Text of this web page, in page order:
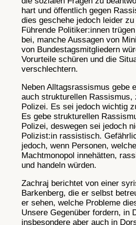
hart und öffentlich gegen
dies geschehe jedoch leider zu
Führende Politiker:innen
bei, manche Aussagen von
von Bundestagsmitgliedern
Vorurteile schüren und die
verschlechtern.
Neben Alltagsrassismus gebe
auch strukturellen Rassismus,
Polizei. Es sei jedoch wichtig
Es gebe strukturellen
Polizei, deswegen sei jedoch
Polizist:in rassistisch.
jedoch, wenn Personen,
Machtmonopol innehätten,
und handeln würden.
Zachraj berichtet von einer
Barkenberg, die er selbst
er sehen, welche Probleme
Unsere Gegenüber fordern, in
insbesondere aber auch in